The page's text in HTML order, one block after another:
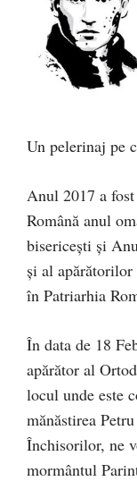
Un pelerinaj pe
Anul 2017 a
Română anul
bisericeşti şi
şi al
în Patriarhia
În data de 18
apărător al
locul unde este
mănăstirea
Închisorilor, ne
mormântul